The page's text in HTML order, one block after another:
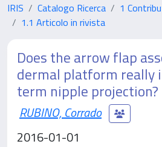
IRIS Catalogo Ricerca
1
1.1 Articolo in rivista
Does the arrow flap
dermal platform really
term nipple projection?
RUBINO, Corrado
2016-01-01